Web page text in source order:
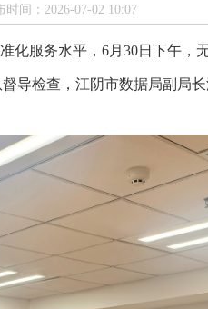
时间： 2026-07-02 10:07
化服务水平，6月30日下午，
导检查，江阴市数据局副局